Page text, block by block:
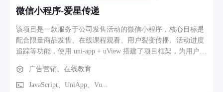
及样品信息完整性）、待收样样品（登记确认样品信息）、检
测中样品（实时更新检测进度）、待交付样品（报告审核完成
后待交付）、待回寄样品（确认样品寄回信息）、待开票申请
（统一处理客户开票申请）。六个环节形成完整闭环，实现从
订单审核到报告交付的全链条线上化管理。 六、营销管理模块
支持企业自主发布营销活动、优惠方案及推广内容，拓展线上
获客渠道，提升品牌在高校及科研机构中的曝光度。 七、财务
与统计模块 集中管理全部财务数据，包含回款记录、开票管
微信小程序-爱星传递
该项目是一款服务于公司发售活动的微信小程序，核心目标是
配合限量商品发售、在线课程观看、用户裂变传播、活动进度
追踪等功能，使用 uni-app + uView 搭建了项目框架，为用户提
广告营销、在线教育
JavaScript、UniApp、Vu...